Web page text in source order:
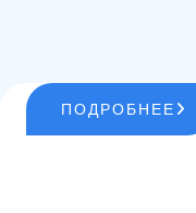
ПОДРОБНЕЕ